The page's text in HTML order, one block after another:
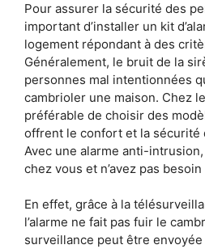
Pour assurer la sécurité des
important d’installer un kit
logement répondant à des
Généralement, le bruit de la
personnes mal intentionnées
cambrioler une maison. Chez
préférable de choisir des
offrent le confort et la sécurité
Avec une alarme anti-
chez vous et n’avez pas
En effet, grâce à la
l’alarme ne fait pas fuir le
surveillance peut être